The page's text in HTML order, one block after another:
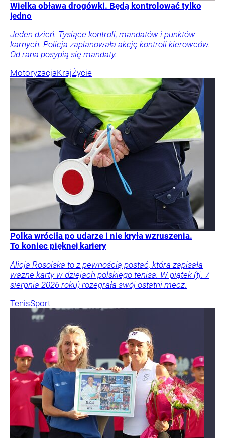
Wielka obława drogówki. Będą kontrolować tylko
jedno
Jeden dzień. Tysiące kontroli, mandatów i punktów
karnych. Policja zaplanowała akcję kontroli kierowców.
Od rana posypią się mandaty.
MotoryzacjaKrajŻycie
Polka wróciła po udarze i nie kryła wzruszenia.
To koniec pięknej kariery
Alicja Rosolska to z pewnością postać, która zapisała
ważne karty w dziejach polskiego tenisa. W piątek (tj. 7
sierpnia 2026 roku) rozegrała swój ostatni mecz.
TenisSport